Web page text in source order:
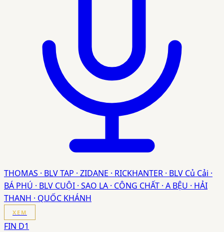
THOMAS · BLV TAP · ZIDANE · RICKHANTER · BLV Củ Cải ·
BÁ PHÚ · BLV CUỘI · SAO LA · CÔNG CHẤT · A BỆU · HẢI
THANH · QUỐC KHÁNH
XEM
FIN D1